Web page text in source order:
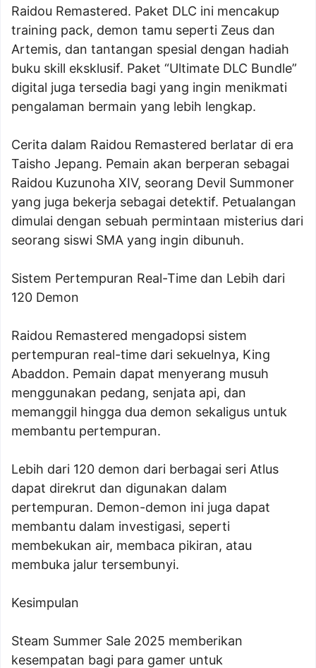
Raidou Remastered. Paket DLC ini mencakup
training pack, demon tamu seperti Zeus dan
Artemis, dan tantangan spesial dengan hadiah
buku skill eksklusif. Paket “Ultimate DLC Bundle”
digital juga tersedia bagi yang ingin menikmati
pengalaman bermain yang lebih lengkap.
Cerita dalam Raidou Remastered berlatar di era
Taisho Jepang. Pemain akan berperan sebagai
Raidou Kuzunoha XIV, seorang Devil Summoner
yang juga bekerja sebagai detektif. Petualangan
dimulai dengan sebuah permintaan misterius dari
seorang siswi SMA yang ingin dibunuh.
Sistem Pertempuran Real-Time dan Lebih dari
120 Demon
Raidou Remastered mengadopsi sistem
pertempuran real-time dari sekuelnya, King
Abaddon. Pemain dapat menyerang musuh
menggunakan pedang, senjata api, dan
memanggil hingga dua demon sekaligus untuk
membantu pertempuran.
Lebih dari 120 demon dari berbagai seri Atlus
dapat direkrut dan digunakan dalam
pertempuran. Demon-demon ini juga dapat
membantu dalam investigasi, seperti
membekukan air, membaca pikiran, atau
membuka jalur tersembunyi.
Kesimpulan
Steam Summer Sale 2025 memberikan
kesempatan bagi para gamer untuk